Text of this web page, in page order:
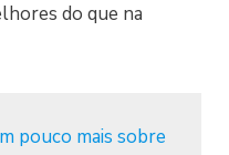
do que na
pouco mais sobre